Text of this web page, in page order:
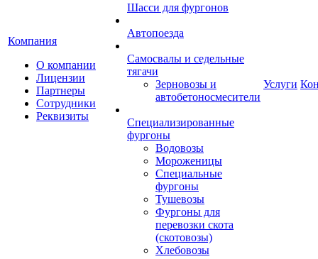
Компания
О компании
Лицензии
Партнеры
Сотрудники
Реквизиты
Шасси для фургонов
Автопоезда
Самосвалы и седельные
тягачи
Зерновозы и
автобетоносмесители
Специализированные
фургоны
Водовозы
Мороженицы
Специальные
фургоны
Тушевозы
Фургоны для
перевозки скота
(скотовозы)
Хлебовозы
Услуги